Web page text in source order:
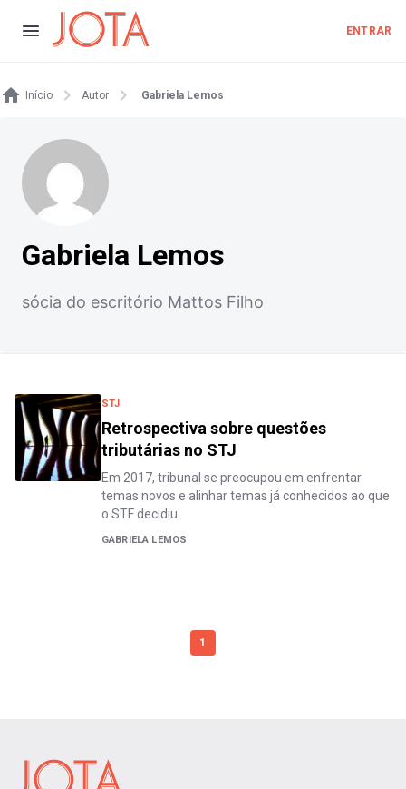
ENTRAR
Início Autor Gabriela Lemos
Gabriela Lemos
sócia do escritório Mattos Filho
STJ
Retrospectiva sobre questões
tributárias no STJ
Em 2017, tribunal se preocupou em enfrentar
temas novos e alinhar temas já conhecidos ao que
o STF decidiu
GABRIELA LEMOS
1